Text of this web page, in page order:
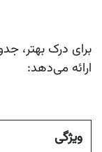
برای درک بهتر،
ارائه می‌دهد:
ویژگی